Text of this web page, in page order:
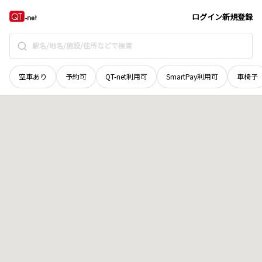
ログイン新規登録
空車あり 予約可 QT-net利用可 SmartPay利用可 車椅子
宮城県